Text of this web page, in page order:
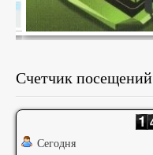
Счетчик посещений
Сегодня